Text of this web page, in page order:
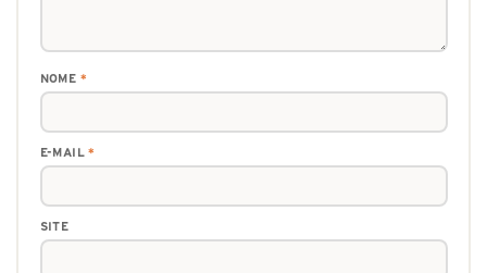
NOME *
E-MAIL*
SITE